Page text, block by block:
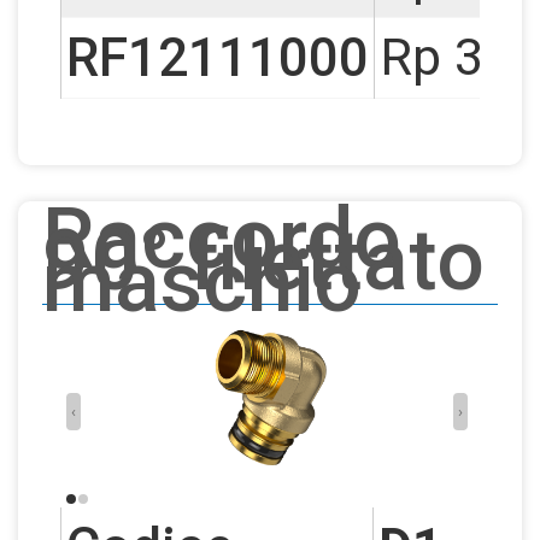
RF12111000 Rp 3/
Raccordo
90° filettato
maschio
‹ ›